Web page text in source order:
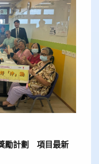
勵計劃 項目最新